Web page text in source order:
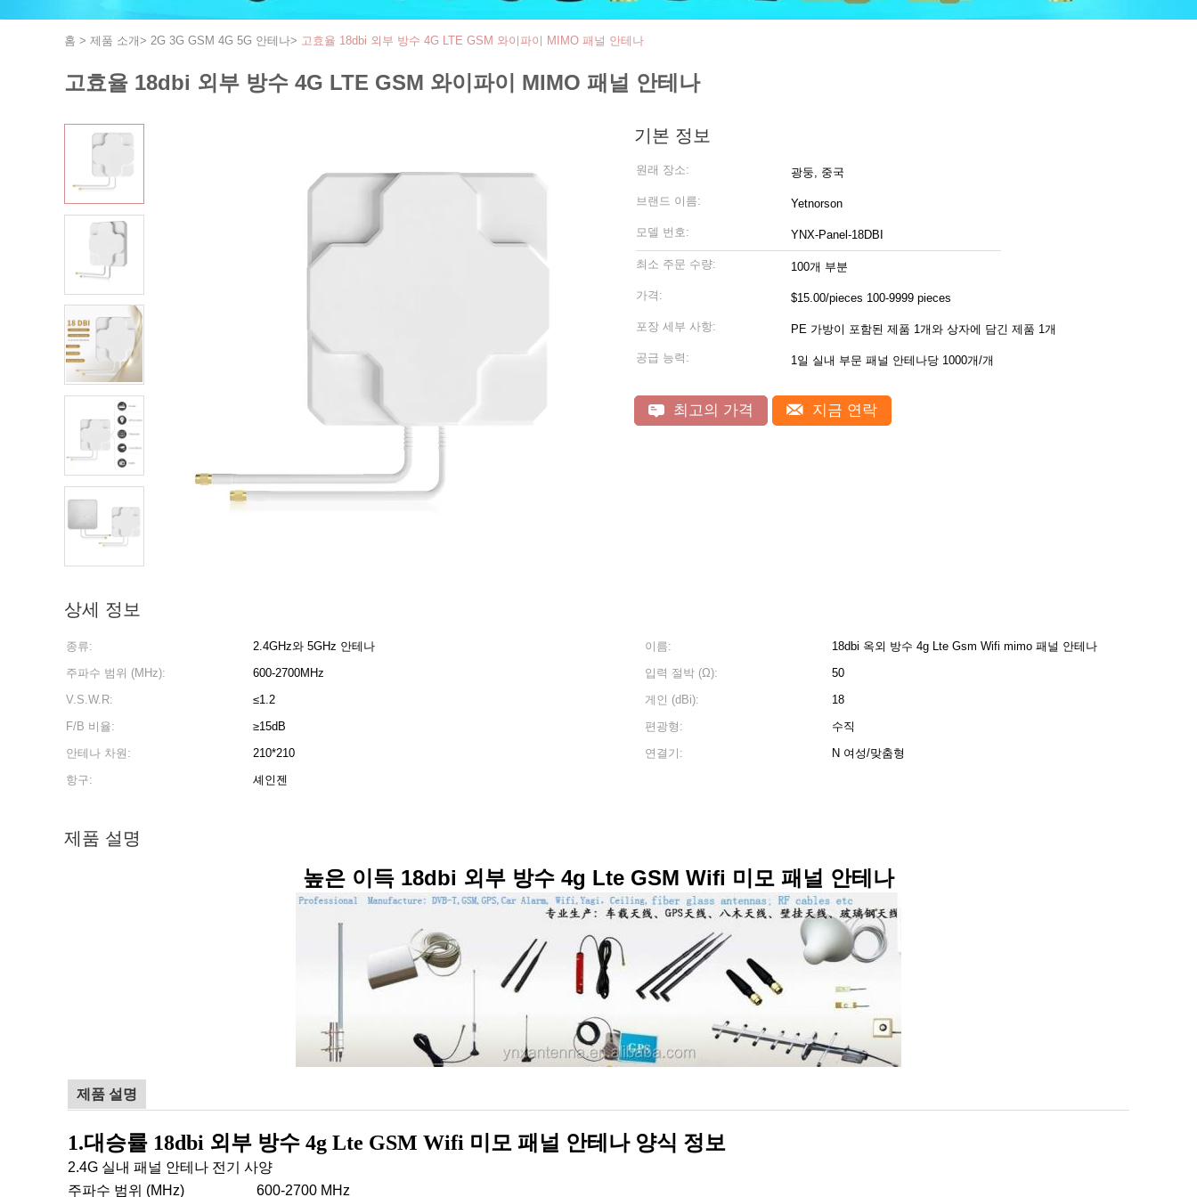
홈 > 제품 소개> 2G 3G GSM 4G 5G 안테나> 고효율 18dbi 외부 방수 4G LTE GSM 와이파이 MIMO 패널 안테나
고효율 18dbi 외부 방수 4G LTE GSM 와이파이 MIMO 패널 안테나
기본 정보
원래 장소: 광둥, 중국
브랜드 이름: Yetnorson
모델 번호: YNX-Panel-18DBI
최소 주문 수량: 100개 부분
가격: $15.00/pieces 100-9999 pieces
포장 세부 사항: PE 가방이 포함된 제품 1개와 상자에 담긴 제품 1개
공급 능력: 1일 실내 부문 패널 안테나당 1000개/개
최고의 가격 지금 연락
상세 정보
종류: 2.4GHz와 5GHz 안테나 이름:
18dbi 옥외 방수 4g Lte Gsm Wifi mimo 패널 안테나
주파수 범위 (MHz):
600-2700MHz 입력 절박 (Ω):
50
V.S.W.R:
≤1.2 게인 (dBi):
18
F/B 비율:
≥15dB 편광형:
수직
안테나 차원:
210*210 연결기:
N 여성/맞춤형
항구:
셰인젠
제품 설명
높은 이득 18dbi 외부 방수 4g Lte GSM Wifi 미모 패널 안테나
제품 설명
1.대승률 18dbi 외부 방수 4g Lte GSM Wifi 미모 패널 안테나 양식 정보
2.4G 실내 패널 안테나 전기 사양
주파수 범위 (MHz)
600-2700 MHz